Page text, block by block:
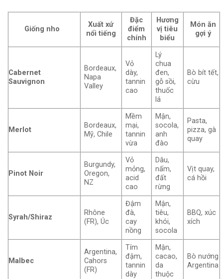
Giống nho
Xuất xứ
nổi tiếng
Đặc
điểm
chính
Hương
vị tiêu
biểu
Món ăn
gợi ý
Cabernet
Sauvignon
Bordeaux,
Napa
Valley
Vỏ
dày,
tannin
cao
Lý
chua
đen,
gỗ sồi,
thuốc
lá
Bò bít tết,
cừu
Merlot
Bordeaux,
Mỹ, Chile
Mềm
mại,
tannin
vừa
Mận,
socola,
anh
đào
Pasta,
pizza, gà
quay
Pinot Noir
Burgundy,
Oregon,
NZ
Vỏ
mỏng,
acid
cao
Dâu,
nấm,
đất
rừng
Vịt quay,
cá hồi
Syrah/Shiraz
Rhône
(FR), Úc
Đậm
đà,
cay
nồng
Mận,
tiêu,
khói,
socola
BBQ, xúc
xích
Malbec
Argentina,
Cahors
(FR)
Tím
đậm,
tannin
dày
Mận,
cacao,
da
thuộc
Bò nướng
Argentina